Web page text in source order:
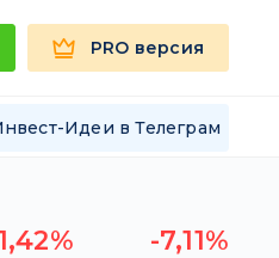
PRO версия
Идеи в Телеграм
-7,11%